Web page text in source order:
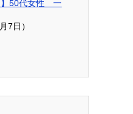
】50代女性 一
7日）